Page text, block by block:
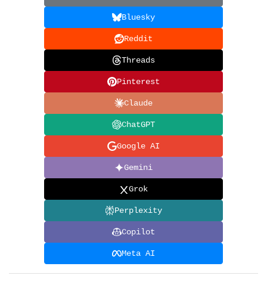
Bluesky
Reddit
Threads
Pinterest
Claude
ChatGPT
Google AI
Gemini
Grok
Perplexity
Copilot
Meta AI